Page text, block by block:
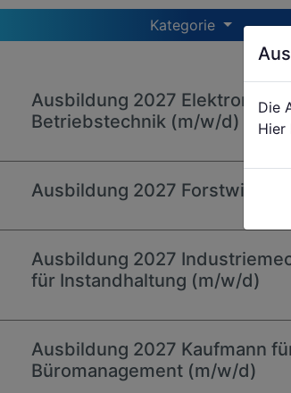
Kategorie
Ausbildung 2027 Elektroniker
Betriebstechnik (m/w/d)
Ausbildung 2027 Forstwirt (m/
Ausbildung 2027
für Instandhaltung (m/w/d)
Ausbildung 2027 Kaufmann
Büromanagement (m/w/d)
Die
Hier